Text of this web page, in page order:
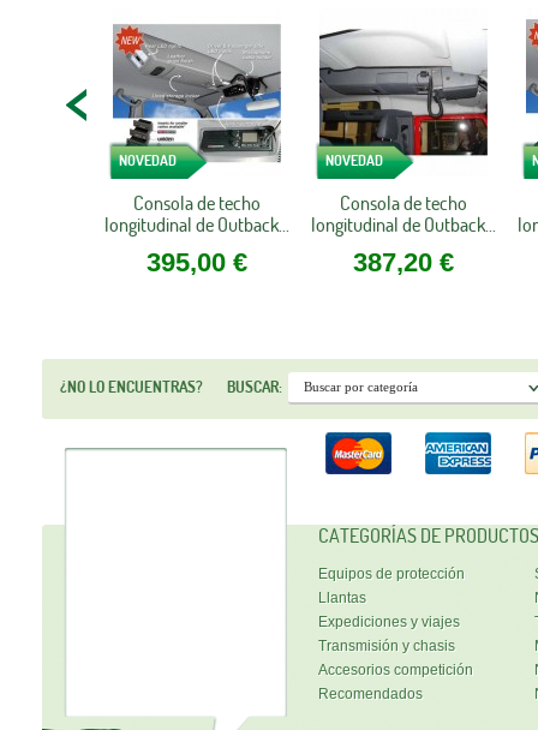
NOVEDAD
Consola de techo
longitudinal de Outback...
395,00 €
NOVEDAD
Consola de techo
longitudinal de Outback...
387,20 €
¿NO LO ENCUENTRAS? BUSCAR:
CATEGORÍAS DE PRODUCTOS
Equipos de protección
Llantas
Expediciones y viajes
Transmisión y chasis
Accesorios competición
Recomendados